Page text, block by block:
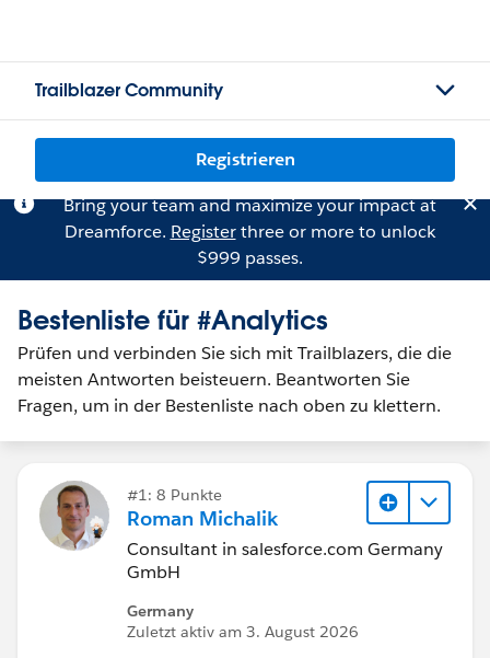
Trailblazer Community
Registrieren
Bring your team and maximize your impact at
Dreamforce. Registerthree or more to unlock
$999 passes.
Bestenliste für #Analytics
Prüfen und verbinden Sie sich mit Trailblazers, die die
meisten Antworten beisteuern. Beantworten Sie
Fragen, um in der Bestenliste nach oben zu klettern.
#1: 8 Punkte
Roman Michalik
Consultant in salesforce.com Germany
GmbH
Germany
Zuletzt aktiv am 3. August 2026